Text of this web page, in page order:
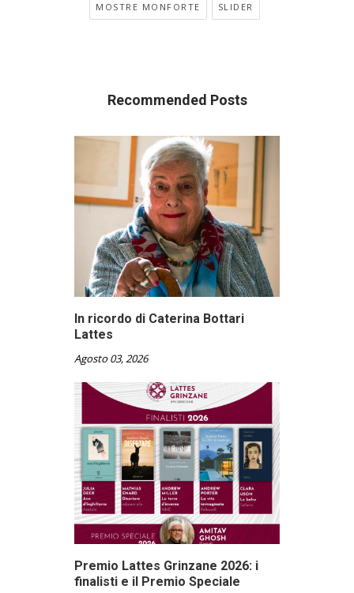
MOSTRE MONFORTE SLIDER
Recommended Posts
In ricordo di Caterina Bottari
Lattes
Agosto 03, 2026
Premio Lattes Grinzane 2026: i
finalisti e il Premio Speciale